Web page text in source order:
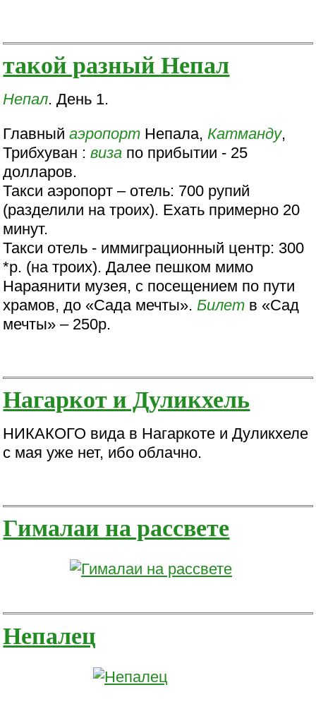
такой разный Непал
Непал. День 1.
Главныйаэропорт Непала,Катманду,
Трибхуван :виза по прибытии - 25
долларов.
Такси аэропорт – отель: 700 рупий
(разделили на троих). Ехать примерно 20
минут.
Такси отель - иммиграционный центр: 300
*р. (на троих). Далее пешком мимо
Нараянити музея, с посещением по пути
храмов, до «Сада мечты».Билет в «Сад
мечты» – 250р.
Нагаркот и Дуликхель
НИКАКОГО вида в Нагаркоте и Дуликхеле
с мая уже нет, ибо облачно.
Гималаи на рассвете
Непалец